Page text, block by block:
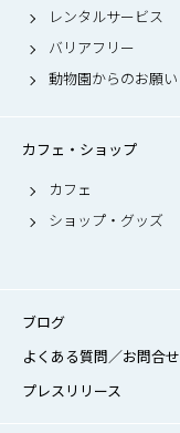
レンタルサービス
バリアフリー
動物園からのお願い
カフェ・ショップ
カフェ
ショップ・グッズ
ブログ
よくある質問／お問合せ
プレスリリース